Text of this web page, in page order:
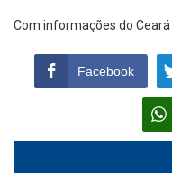
Com informações do
Facebook